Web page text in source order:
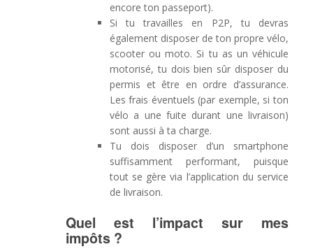
encore ton passeport).
Si tu travailles en P2P, tu devras
également disposer de ton propre vélo,
scooter ou moto. Si tu as un véhicule
motorisé, tu dois bien sûr disposer du
permis et être en ordre d’assurance.
Les frais éventuels (par exemple, si ton
vélo a une fuite durant une livraison)
sont aussi à ta charge.
Tu dois disposer d’un smartphone
suffisamment performant, puisque
tout se gère via l’application du service
de livraison.
Quel est l’impact sur mes
impôts ?